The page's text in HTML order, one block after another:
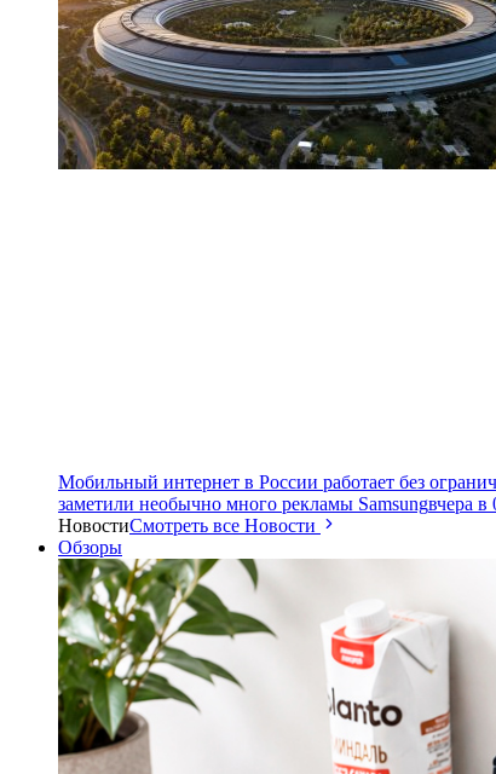
Мобильный интернет в России работает без
заметили необычно много рекламы Samsungвчера в
НовостиСмотреть все Новости
Обзоры